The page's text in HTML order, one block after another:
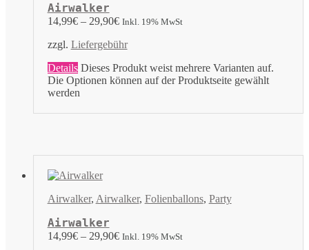
Airwalker
14,99€– 29,90€ Inkl. 19% MwSt
zzgl. Liefergebühr
Details Dieses Produkt weist mehrere Varianten auf.
Die Optionen können auf der Produktseite gewählt
werden
Airwalker, Airwalker, Folienballons, Party
Airwalker
14,99€– 29,90€ Inkl. 19% MwSt